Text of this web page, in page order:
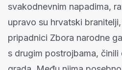
svakodnevnim napadima,
upravo su hrvatski
pripadnici Zbora narodne
s drugim postrojbama,